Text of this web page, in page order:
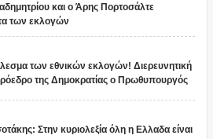
και ο Άρης Πορτοσάλτε
των εκλογών
των εθνικών εκλογών! Διερευνητική
της Δημοκρατίας ο Πρωθυπουργός
Στην κυριολεξία όλη η Ελλαδα είναι